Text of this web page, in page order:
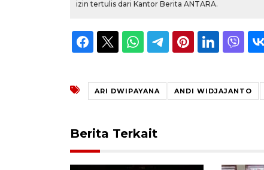
izin tertulis dari Kantor Berita ANTARA.
ARI DWIPAYANA ANDI WIDJAJANTO
Berita Terkait